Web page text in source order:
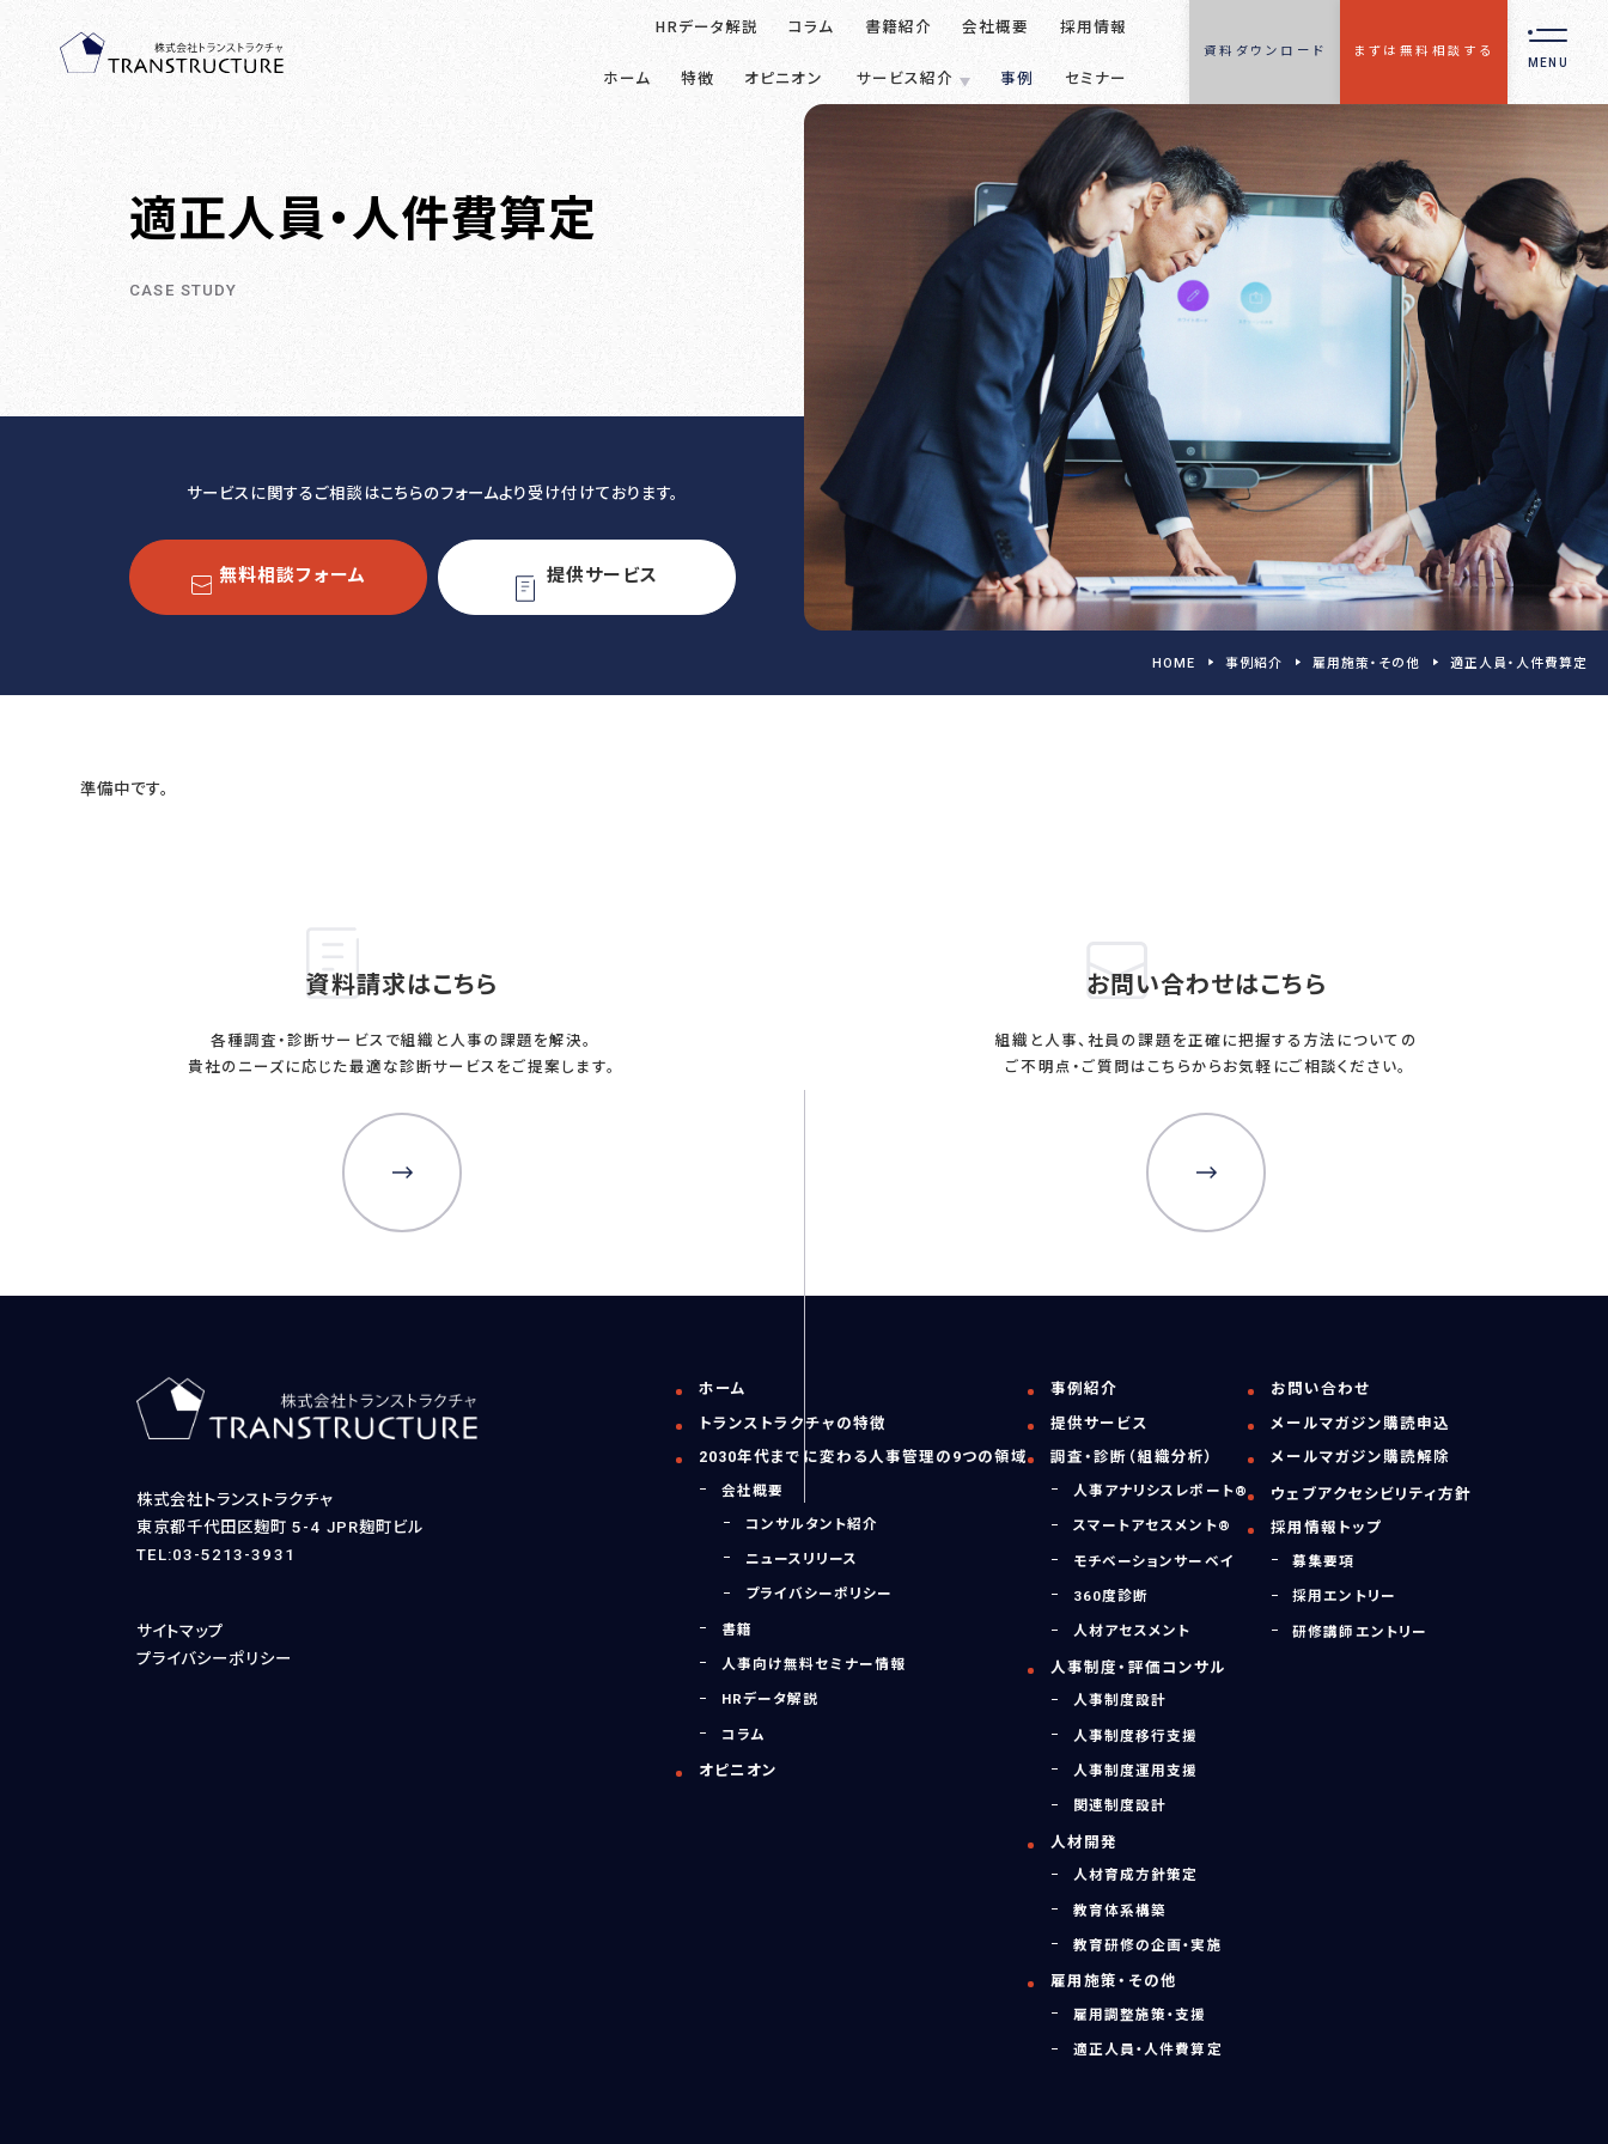
HRデータ解説 コラム 書籍紹介 会社概要 採用情報
ホーム 特徴 オピニオン サービス紹介
人事アナリシスレポート®
スマートアセスメント®
Innovators’ Discovery
モチベーションサーベイ
360度診断
人材アセスメント
人事制度設計
人事制度移行支援
人事制度運用支援
関連制度設計
人材育成方針策定
教育体系構築
教育研修の企画・実施
雇用施策・その他
雇用調整施策・支援
適正人員・人件費算定
無料相談フォーム
お役立ち資料を受取る
事例 セミナー
資料ダウンロード まずは無料相談する
MENU
TOP-PAGE FEATURE 2030
2030年代までに変わる
人事管理の9つの領域
スマートアセスメント®
人材アセスメント
モチベーションサーベイ
人事制度
人事制度移行支援
人事制度運用支援
関連制度設計
人材開発
教育体系構築
教育研修の企画・実施
雇用施策・その他
雇用調整施策・支援
適正人員・人件費算定
CONTACT
サービスに関するご相談や
資料請求をご希望の方は
お気軽にお問い合わせくださ
い
TEL.03-5213-3931
人事向け無料セミナー情報
適正人員・人件費算定
CASE STUDY
サービスに関するご相談はこちらのフォームより受け付けております。
無料相談フォーム 提供サービス
HOME 事例紹介 雇用施策・その他 適正人員・人件費算定
準備中です。
資料請求はこちら
各種調査・診断サービスで組織と人事の課題を解決。
貴社のニーズに応じた最適な診断サービスをご提案します。
お問い合わせはこちら
組織と人事、社員の課題を正確に把握する方法についての
ご不明点・ご質問はこちらからお気軽にご相談ください。
株式会社トランストラクチャ
東京都千代田区麹町 5-4 JPR麹町ビル
TEL:03-5213-3931
サイトマップ
プライバシーポリシー
ホーム
トランストラクチャの特徴
2030年代までに変わる人事管理の9つの領域
会社概要
コンサルタント紹介
ニュースリリース
プライバシーポリシー
書籍
人事向け無料セミナー情報
HRデータ解説
コラム
オピニオン
事例紹介
提供サービス
調査・診断（組織分析）
人事アナリシスレポート®
スマートアセスメント®
モチベーションサーベイ
360度診断
人材アセスメント
人事制度・評価コンサル
人事制度設計
人事制度移行支援
人事制度運用支援
関連制度設計
人材開発
人材育成方針策定
教育体系構築
教育研修の企画・実施
雇用施策・その他
雇用調整施策・支援
適正人員・人件費算定
お問い合わせ
メールマガジン購読申込
メールマガジン購読解除
ウェブアクセシビリティ方針
採用情報トップ
募集要項
採用エントリー
研修講師エントリー